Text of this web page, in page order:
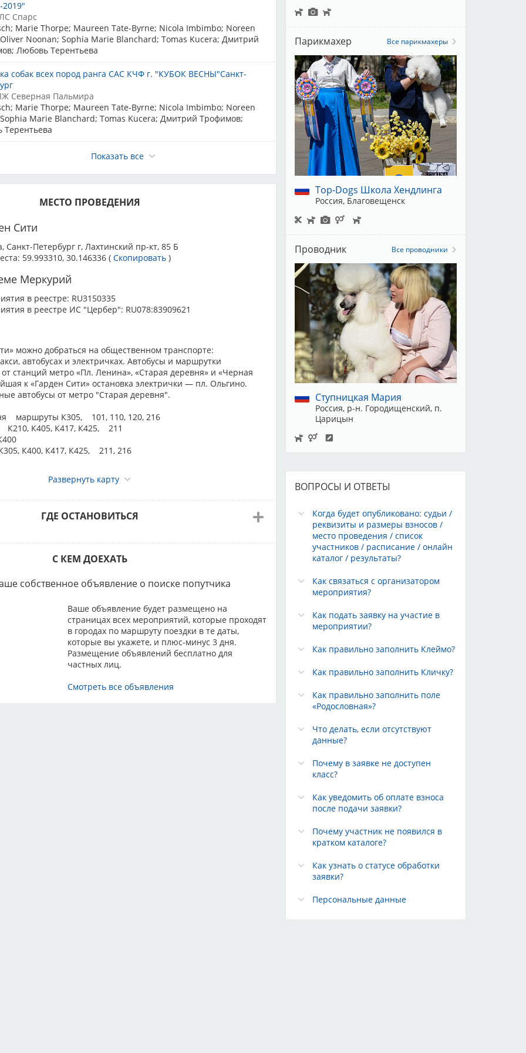
владельцу собаки не возвращается (за исключением
справкой, выданной гос.вет.клиникой, если справка
выставки до окончания регистрации).
с отметками государственной ветеринарной клиники о
на выставке собак может потребоваться назвать
Меркурий, номер предприятия в реестре и номер
- требования уточняйте у организатора.
документов сотрудник ветконтроля имеет полное
2019"
Спарс
Marie Thorpe; Maureen Tate-Byrne; Nicola Imbimbo; Noreen
Noonan; Sophia Marie Blanchard; Tomas Kucera; Дмитрий
Любовь Терентьева
собак всех пород ранга САС КЧФ г. "КУБОК ВЕСНЫ"Санкт-
Северная Пальмира
Marie Thorpe; Maureen Tate-Byrne; Nicola Imbimbo; Noreen
Marie Blanchard; Tomas Kucera; Дмитрий Трофимов;
Терентьева
Показать все
АКИТ ранга ПК г. Санкт-Петербург
БАСЕНДЖИ ранга ПК г. Санкт-Петербург
Maureen Tate-Byrne
БУЛЬДОГОВ ранга КЧК г. Санкт-Петербург
Спарс
Спарс
КИНГ ЧАРЛЬЗ СПАНИЕЛЕЙ ранга ПК г. Санкт-Петербург
Спарс
Tate-Byrne; Любовь Терентьева
МЕКСИКАНСКИХ ГОЛЫХ СОБАК ранга ПК г. Санкт-Петербург
Спарс
РУССКИХ ПСОВЫХ БОРЗЫХ ранга ПК г. Санкт-Петербург
Спарс
ФРАНЦУЗСКИХ БУЛЬДОГОВ ранга ПК г. Санкт-Петербург
ЧИХУАХУА ранга ПК г. Санкт-Петербург
ВЕЛЬШ КОРГИ ПЕМБРОКОВ ранга КЧК г. Санкт-Петербург
Спарс
ГРИФФОНОВ ранга КЧК г. Санкт-Петербург
КАВАЛЕР КИНГ ЧАРЛЬЗ СПАНИЕЛЕЙ ранга КЧК г. Санкт-
Tate-Byrne; Любовь Терентьева
МЕСТО ПРОВЕДЕНИЯ
Сити
Санкт-Петербург г, Лахтинский пр-кт, 85 Б
59.993310, 30.146336 ( Скопировать )
Меркурий
в реестре: RU3150335
в реестре ИС "Цербер": RU078:83909621
можно добраться на общественном транспорте:
автобусах и электричках. Автобусы и маршрутки
станций метро «Пл. Ленина», «Старая деревня» и «Черная
к «Гарден Сити» остановка электрички — пл. Ольгино.
автобусы от метро "Старая деревня".
маршруты К305, 101, 110, 120, 216
К210, К405, К417, К425, 211
К400, К417, К425, 211, 216
Развернуть карту
ГДЕ ОСТАНОВИТЬСЯ
С КЕМ ДОЕХАТЬ
собственное объявление о поиске попутчика
Ваше объявление будет размещено на
страницах всех мероприятий, которые проходят
в городах по маршруту поездки в те даты,
которые вы укажете, и плюс-минус 3 дня.
Размещение объявлений бесплатно для
частных лиц.
Смотреть все объявления
Парикмахер
Top-Dogs Школа Хендлинга
Россия, Благовещенск
Все парикмахеры
Проводник
Ступницкая Мария
Россия, р-н. Городищенский, п.
Царицын
Все проводники
ВОПРОСЫ И ОТВЕТЫ
Когда будет опубликовано: судьи /
реквизиты и размеры взносов /
место проведения / список
участников / расписание / онлайн
каталог / результаты?
Как связаться с организатором
мероприятия?
Как подать заявку на участие в
мероприятии?
Как правильно заполнить Клеймо?
Как правильно заполнить Кличку?
Как правильно заполнить поле
«Родословная»?
Что делать, если отсутствуют
данные?
Почему в заявке не доступен
класс?
Как уведомить об оплате взноса
после подачи заявки?
Почему участник не появился в
кратком каталоге?
Как узнать о статусе обработки
заявки?
Персональные данные